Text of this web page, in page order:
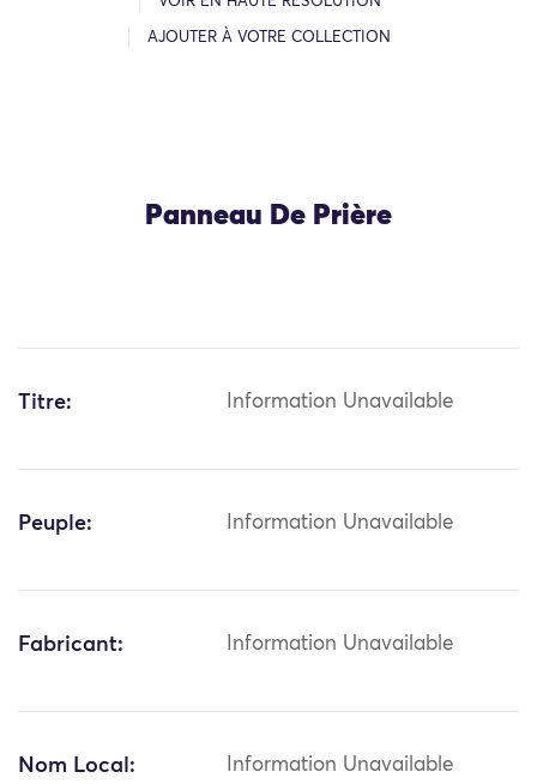
AJOUTER À VOTRE COLLECTION
Panneau De Prière
Titre: Information Unavailable
Peuple: Information Unavailable
Fabricant: Information Unavailable
Nom Local: Information Unavailable